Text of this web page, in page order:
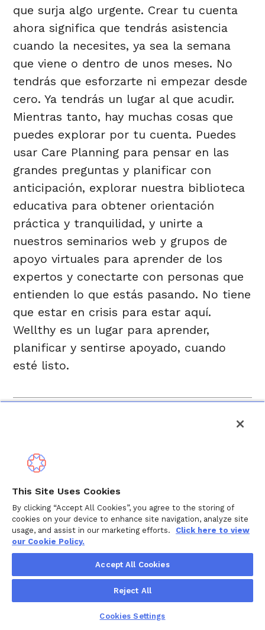
que surja algo urgente. Crear tu cuenta
ahora significa que tendrás asistencia
cuando la necesites, ya sea la semana
que viene o dentro de unos meses. No
tendrás que esforzarte ni empezar desde
cero. Ya tendrás un lugar al que acudir.
Mientras tanto, hay muchas cosas que
puedes explorar por tu cuenta. Puedes
usar Care Planning para pensar en las
grandes preguntas y planificar con
anticipación, explorar nuestra biblioteca
educativa para obtener orientación
práctica y tranquilidad, y unirte a
nuestros seminarios web y grupos de
apoyo virtuales para aprender de los
expertos y conectarte con personas que
entienden lo que estás pasando. No tiene
que estar en crisis para estar aquí.
Wellthy es un lugar para aprender,
planificar y sentirse apoyado, cuando
esté listo.
o puedo volver?
Su coordinador de cuidados está a su
disposición siempre que su vida cambie.
Algunas personas buscan un solo
desafío. Otras trabajan con su
coordinador de cuidados durante
semanas o meses a medida que las
situaciones evolucionan. Puedes volver
con la frecuencia que necesites, ya sea
This Site Uses Cookies
By clicking “Accept All Cookies”, you agree to the storing of
cookies on your device to enhance site navigation, analyze site
usage, and assist in our marketing efforts.
Click here to view
our Cookie Policy.
Accept All Cookies
Reject All
Cookies Settings